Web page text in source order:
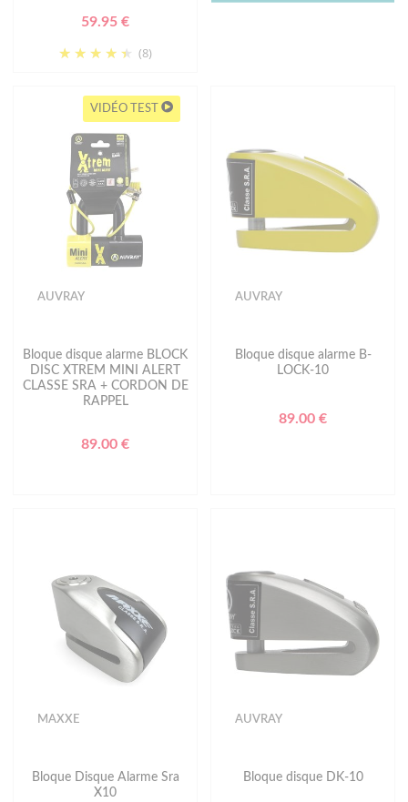
59.95 €
(8)
VIDÉO TEST
AUVRAY
Bloque disque alarme BLOCK
DISC XTREM MINI ALERT
CLASSE SRA + CORDON DE
RAPPEL
89.00 €
AUVRAY
Bloque disque alarme B-
LOCK-10
89.00 €
MAXXE
Bloque Disque Alarme Sra
X10
AUVRAY
Bloque disque DK-10